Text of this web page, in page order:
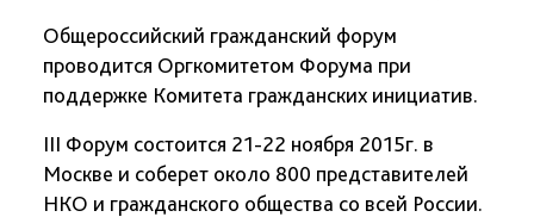
Общероссийский гражданский форум
проводится Оргкомитетом Форума при
поддержке Комитета гражданских инициатив.
III Форум состоится 21-22 ноября 2015г. в
Москве и соберет около 800 представителей
НКО и гражданского общества со всей России.